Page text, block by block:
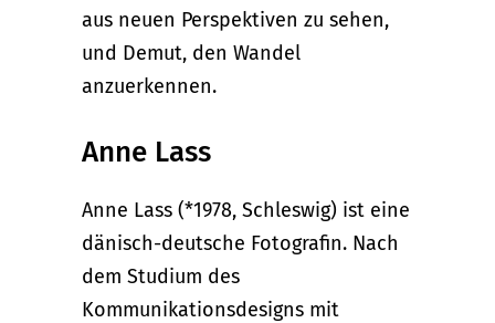
aus neuen Perspektiven zu sehen,
und Demut, den Wandel
anzuerkennen.
Anne Lass
Anne Lass (*1978, Schleswig) ist eine
dänisch-deutsche Fotografin. Nach
dem Studium des
Kommunikationsdesigns mit